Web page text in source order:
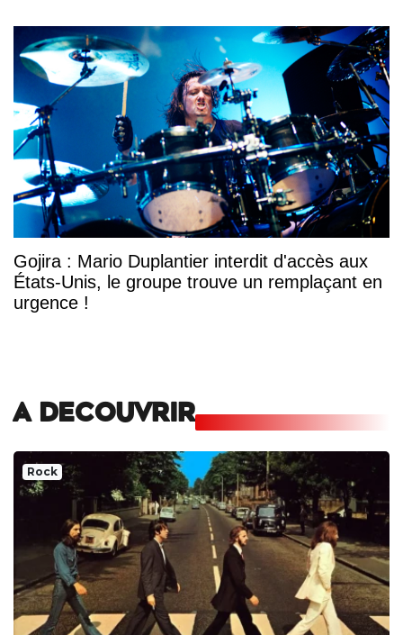
Gojira : Mario Duplantier interdit d'accès aux
États-Unis, le groupe trouve un remplaçant en
urgence !
A DECOUVRIR
Rock